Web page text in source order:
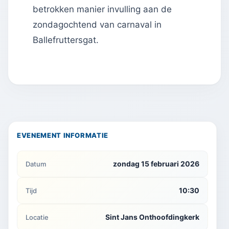
betrokken manier invulling aan de
zondagochtend van carnaval in
Ballefruttersgat.
EVENEMENT INFORMATIE
Datum zondag 15 februari 2026
Tijd 10:30
Locatie Sint Jans Onthoofdingkerk